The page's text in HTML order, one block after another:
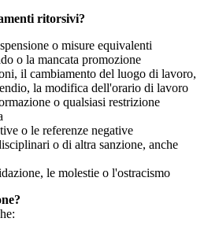
ritorsivi?
o misure equivalenti
o la mancata promozione
il cambiamento del luogo di lavoro,
la modifica dell'orario di lavoro
o qualsiasi restrizione
o le referenze negative
o di altra sanzione, anche
le molestie o l'ostracismo